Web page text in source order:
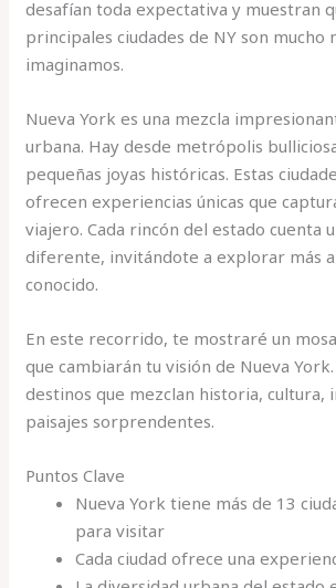
desafían toda expectativa y muestran
principales ciudades de NY son mucho
imaginamos.
Nueva York es una mezcla
urbana. Hay desde metrópolis
pequeñas joyas históricas. Estas
ofrecen experiencias únicas que
viajero. Cada rincón del estado cuenta
diferente, invitándote a explorar más
conocido.
En este recorrido, te mostraré un
que cambiarán tu visión de Nueva
destinos que mezclan historia, cultura,
paisajes sorprendentes.
Puntos Clave
Nueva York tiene más de 13
para visitar
Cada ciudad ofrece una